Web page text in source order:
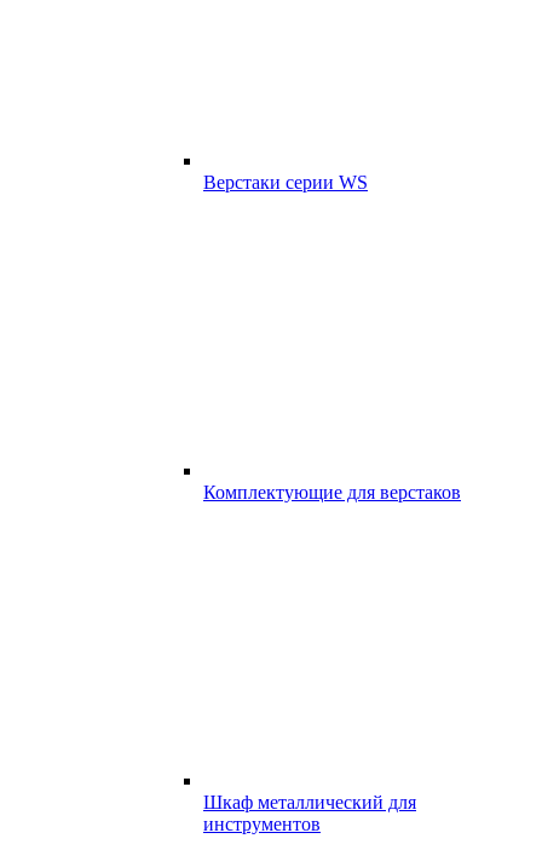
Верстаки серии WS
Комплектующие для верстаков
Шкаф металлический для
инструментов